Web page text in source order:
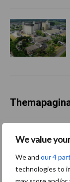
We value
We and our 4
technologies to